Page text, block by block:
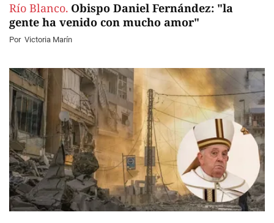
Río Blanco. Obispo Daniel Fernández: "la
gente ha venido con mucho amor"
Por Victoria Marín